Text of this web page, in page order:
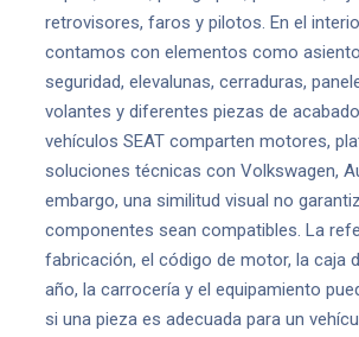
retrovisores, faros y pilotos. En el
contamos con elementos como
seguridad, elevalunas, cerraduras,
volantes y diferentes piezas de
vehículos SEAT comparten motores,
soluciones técnicas con Volkswagen,
embargo, una similitud visual no
componentes sean compatibles. La
fabricación, el código de motor, la caja
año, la carrocería y el equipamiento
si una pieza es adecuada para un